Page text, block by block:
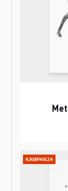
KAMPANJA